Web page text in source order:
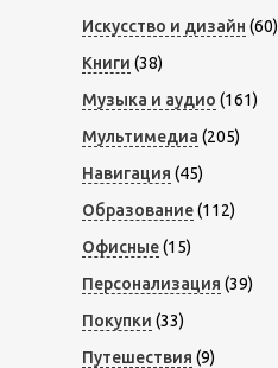
Искусство и дизайн (60)
Книги (38)
Музыка и аудио (161)
Мультимедиа (205)
Навигация (45)
Образование(112)
Офисные(15)
Персонализация (39)
Покупки (33)
Путешествия (9)